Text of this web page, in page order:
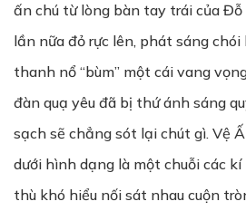
ấn chú từ lòng bàn tay trái của
lần nữa đỏ rực lên, phát sáng chói
thanh nổ “bùm” một cái vang
đàn quạ yêu đã bị thứ ánh sáng
sạch sẽ chẳng sót lại chút gì. Vệ
dưới hình dạng là một chuỗi các
thù khó hiểu nối sát nhau cuộn